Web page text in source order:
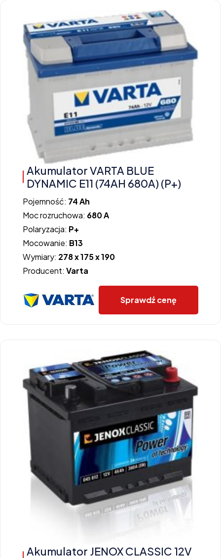
Akumulator VARTA BLUE
DYNAMIC E11 (74AH 680A) (P+)
Pojemność: 74 Ah
Moc rozruchowa: 680 A
Polaryzacja: P+
Mocowanie: B13
Wymiary: 278 x 175 x 190
Producent: Varta
Sprawdź cenę
Akumulator JENOX CLASSIC 12V